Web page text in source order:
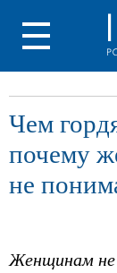
Чем
почему
не
Женщинам не